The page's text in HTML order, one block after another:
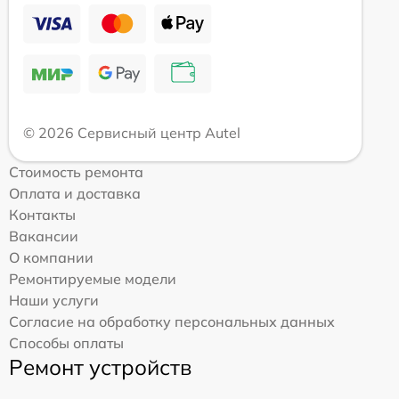
© 2026 Сервисный центр Autel
Стоимость ремонта
Оплата и доставка
Контакты
Вакансии
О компании
Ремонтируемые модели
Наши услуги
Согласие на обработку персональных данных
Способы оплаты
Ремонт устройств